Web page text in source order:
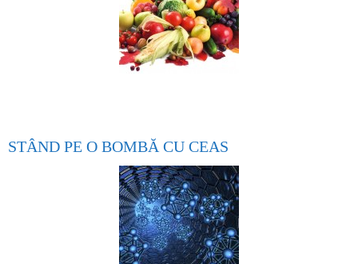
STÂND PE O BOMBĂ CU CEAS